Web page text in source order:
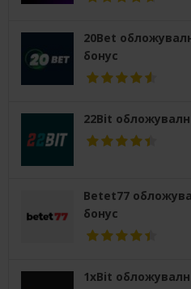
20Bet
бонус
22Bit
Betet77
бонус
1xBit